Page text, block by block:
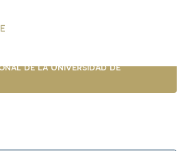
de la Universidad de